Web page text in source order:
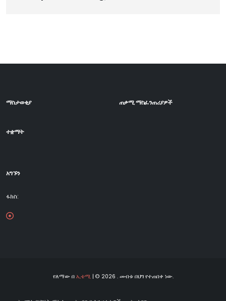
ማስታወቂያ ጠቃሚ ማስፈንጠሪያዎች
ተቋማት
አግኙን
ፋክስ:
የለማው በ ኢቴሚ| © 2026 . መብቱ በህግ የተጠበቀ ነው.